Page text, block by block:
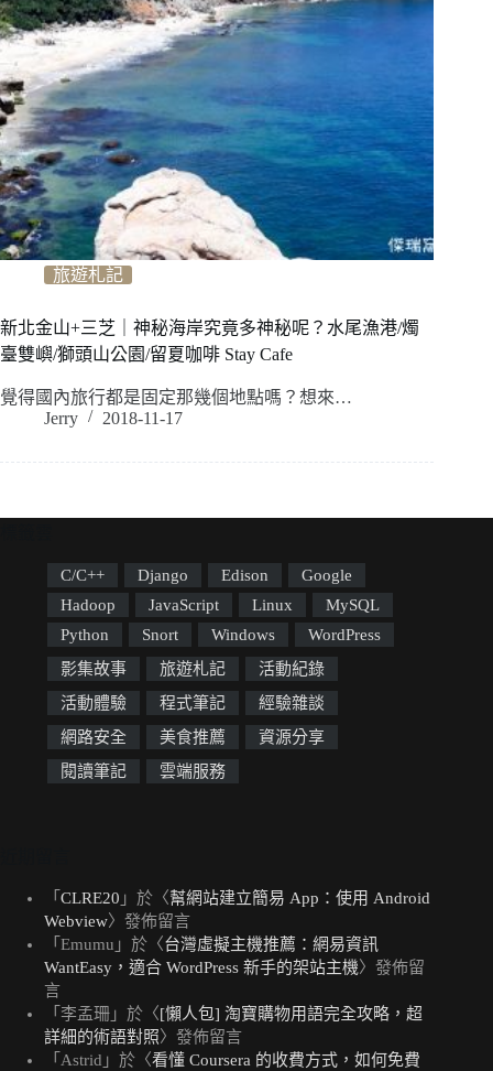
旅遊札記
新北金山+三芝｜神秘海岸究竟多神秘呢？水尾漁港/燭
臺雙嶼/獅頭山公園/留夏咖啡 Stay Cafe
覺得國內旅行都是固定那幾個地點嗎？想來…
Jerry
2018-11-17
C/C++ Django Edison
Google
Hadoop
JavaScript Linux
MySQL
Python
Snort Windows
WordPress
影集故事
旅遊札記
活動紀錄
活動體驗
程式筆記
經驗雜談
網路安全
美食推薦
資源分享
閱讀筆記
雲端服務
「 CLRE20 」於〈幫網站建立簡易 App：使用 Android
Webview〉發佈留言
「 Emumu 」於〈台灣虛擬主機推薦：網易資訊
WantEasy，適合 WordPress 新手的架站主機〉發佈留
言
「 李孟珊 」於〈[懶人包] 淘寶購物用語完全攻略，超
詳細的術語對照〉發佈留言
「 Astrid 」於〈看懂 Coursera 的收費方式，如何免費